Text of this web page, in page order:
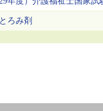
ろみ剤